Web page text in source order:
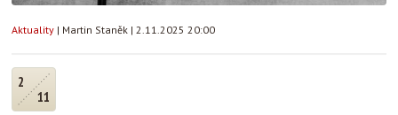
Aktuality | Martin Staněk | 2.11.2025 20:00
2
11